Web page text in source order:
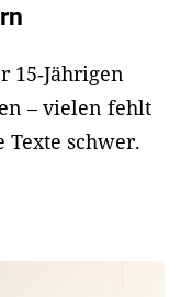
15‑Jährigen
– vielen fehlt
Texte schwer.